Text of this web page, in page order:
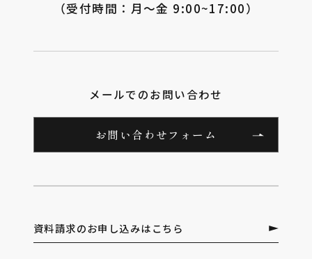
（受付時間：⽉〜⾦ 9:00~17:00）
メールでのお問い合わせ
お問い合わせフォーム
資料請求のお申し込みはこちら